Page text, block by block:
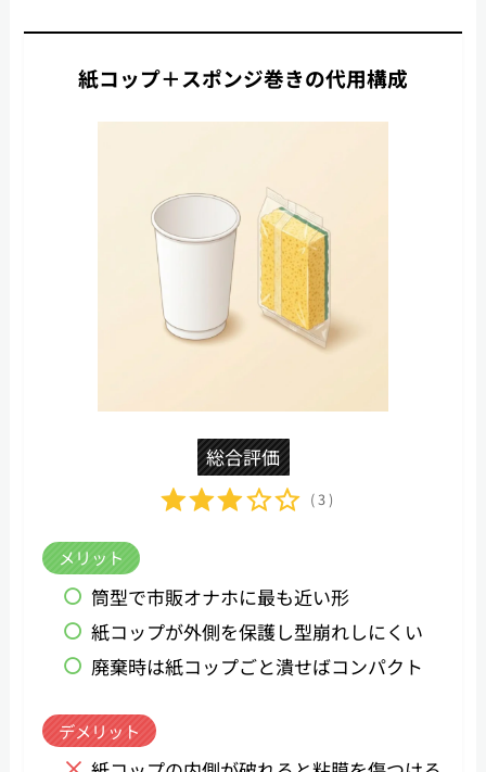
紙コップ＋スポンジ巻きの代用構成
総合評価
( 3 )
メリット
筒型で市販オナホに最も近い形
紙コップが外側を保護し型崩れしにくい
廃棄時は紙コップごと潰せばコンパクト
デメリット